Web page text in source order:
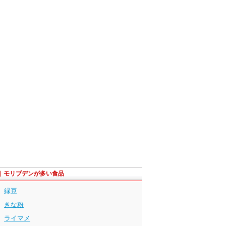
モリブデンが多い食品
緑豆
きな粉
ライマメ